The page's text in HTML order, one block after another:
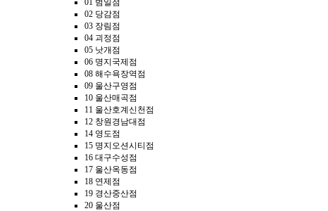
01 범일점
02 당감점
03 장림점
04 괴정점
05 낫개점
06 명지국제점
08 해수욕장역점
09 울산구영점
10 울산매곡점
11 울산호계신천점
12 창원경남대점
14 영도점
15 명지오션시티점
16 대구수성점
17 울산옥동점
18 연제점
19 경산중산점
20 울산점